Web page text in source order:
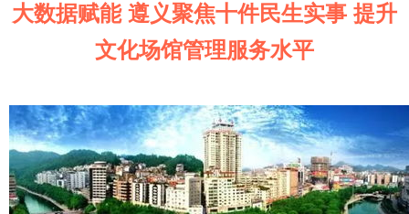
大数据赋能 遵义聚焦十件民生实事 提升
文化场馆管理服务水平